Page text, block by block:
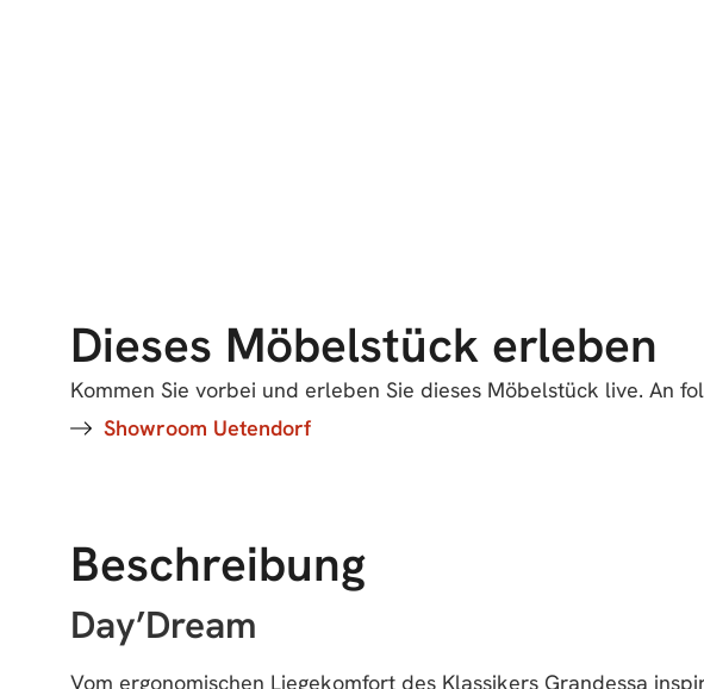
Dieses Möbelstück erleben
Kommen Sie vorbei und erleben Sie dieses Möbelstück live. An
Showroom Uetendorf
Beschreibung
Day’Dream
Vom ergonomischen Liegekomfort des Klassikers Grandessa